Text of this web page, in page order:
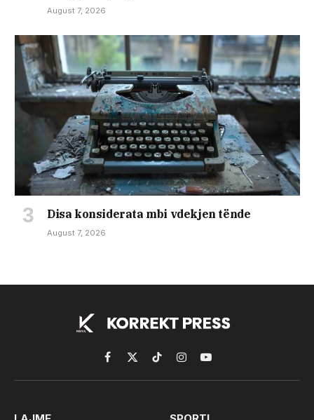
August 7, 2026
Disa konsiderata mbi vdekjen tënde
August 7, 2026
Facebook
X
(Twitter)
TikTokInstagramYouTube